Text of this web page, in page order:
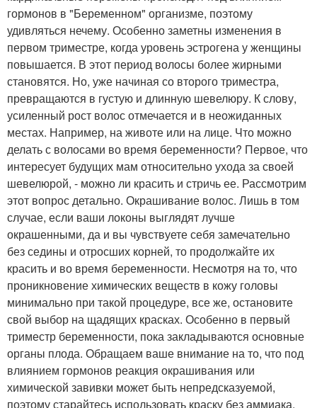
гормонов в "Беременном" организме, поэтому
удивляться нечему. Особенно заметны изменения в
первом триместре, когда уровень эстрогена у женщины
повышается. В этот период волосы более жирными
становятся. Но, уже начиная со второго триместра,
превращаются в густую и длинную шевелюру. К слову,
усиленный рост волос отмечается и в неожиданных
местах. Например, на животе или на лице. Что можно
делать с волосами во время беременности? Первое, что
интересует будущих мам относительно ухода за своей
шевелюрой, - можно ли красить и стричь ее. Рассмотрим
этот вопрос детально. Окрашивание волос. Лишь в том
случае, если ваши локоны выглядят лучше
окрашенными, да и вы чувствуете себя замечательно
без седины и отросших корней, то продолжайте их
красить и во время беременности. Несмотря на то, что
проникновение химических веществ в кожу головы
минимально при такой процедуре, все же, остановите
свой выбор на щадящих красках. Особенно в первый
триместр беременности, пока закладываются основные
органы плода. Обращаем ваше внимание на то, что под
влиянием гормонов реакция окрашивания или
химической завивки может быть непредсказуемой,
поэтому старайтесь использовать краску без аммиака.